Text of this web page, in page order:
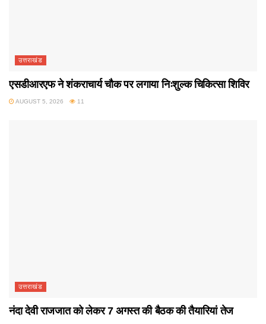
उत्तराखंड
एसडीआरएफ ने शंकराचार्य चौक पर लगाया निःशुल्क चिकित्सा शिविर
AUGUST 5, 2026 11
उत्तराखंड
नंदा देवी राजजात को लेकर 7 अगस्त की बैठक की तैयारियां तेज